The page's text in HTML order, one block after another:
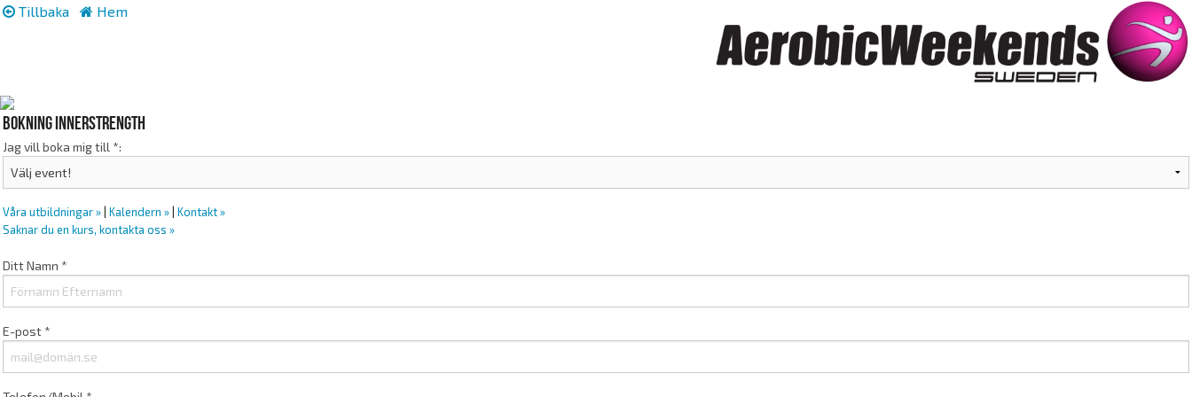
Tillbaka Hem
Bokning innerstrength
Jag vill boka mig till *:
Våra utbildningar » Kalendern » Kontakt »
Saknar du en kurs, kontakta oss »
Ditt Namn *
E-post *